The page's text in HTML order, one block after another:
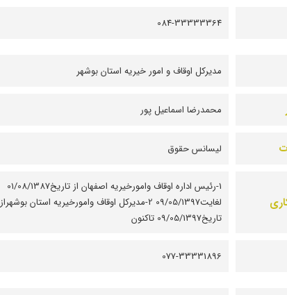
084-33333364
مديرکل اوقاف و امور خيريه استان بوشهر
محمدرضا اسماعیل پور
لیسانس حقوق
1-رئیس اداره اوقاف وامورخیریه اصفهان از تاریخ01/08/1387
لغایت09/05/1397 2-مدیرکل اوقاف وامورخیریه استان بوشهراز
تاریخ09/05/1397 تاکنون
077-33331896